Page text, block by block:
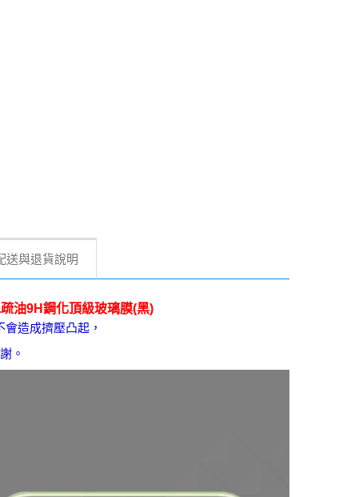
送與退貨說明
油9H鋼化頂級玻璃膜(黑)
造成擠壓凸起，
。